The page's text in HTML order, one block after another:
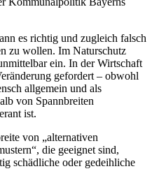
es richtig und zugleich falsch
zu wollen. Im Naturschutz
ein. In der Wirtschaft
gefordert – obwohl
allgemein und als
von Spannbreiten
ist.
von „alternativen
die geeignet sind,
schädliche oder gedeihliche